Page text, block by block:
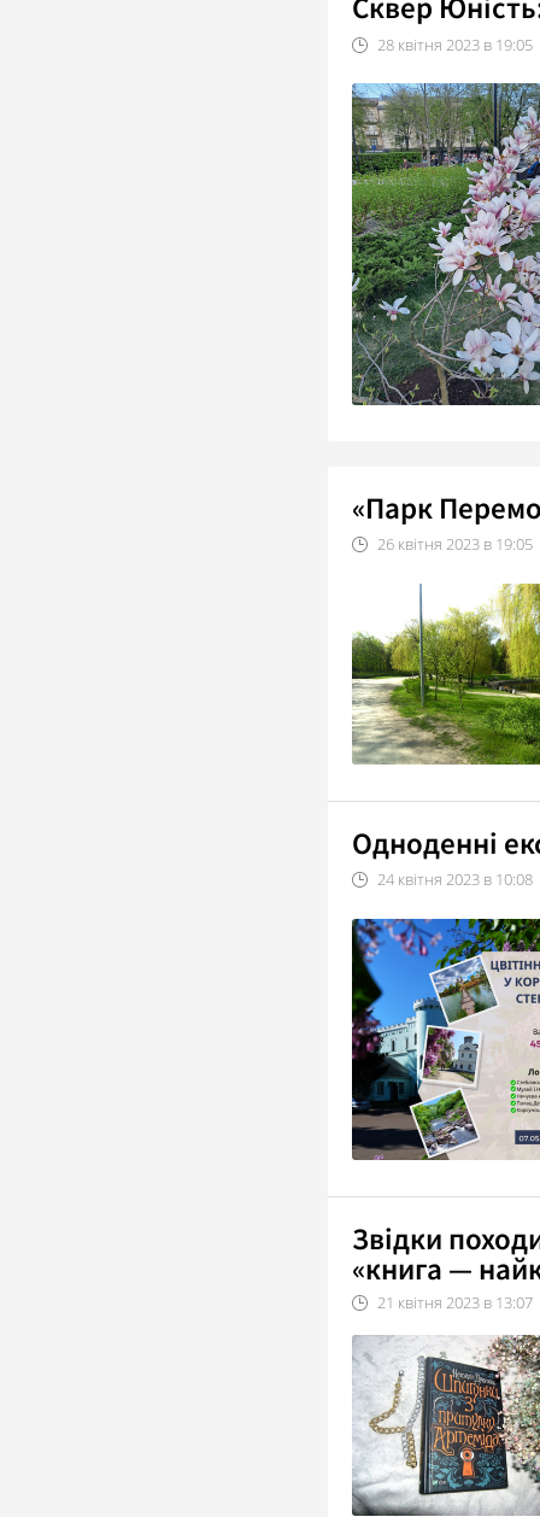
28 квітня 2023 в 19:05
«Парк
26 квітня 2023 в 19:05
Одноденні
24 квітня 2023 в 10:08
Звідки
«книга —
21 квітня 2023 в 13:07